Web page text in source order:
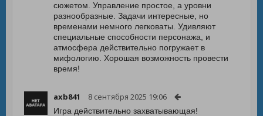
сюжетом. Управление простое, а уровни
разнообразные. Задачи интересные, но
временами немного легковаты. Удивляют
специальные способности персонажа, и
атмосфера действительно погружает в
мифологию. Хорошая возможность провести
время!
axb841 8 сентября 2025 19:06
Игра действительно захватывающая!